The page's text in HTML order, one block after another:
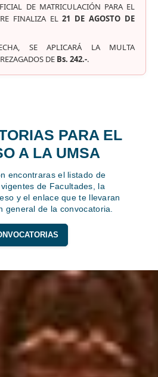
DE MATRICULACIÓN PARA EL
FINALIZA EL21 DE AGOSTO DE
SE APLICARÁ LA MULTA
DE Bs. 242.-.
PARA EL
A LA UMSA
encontraras el listado de
de Facultades, la
y el enlace que te llevaran
general de la convocatoria.